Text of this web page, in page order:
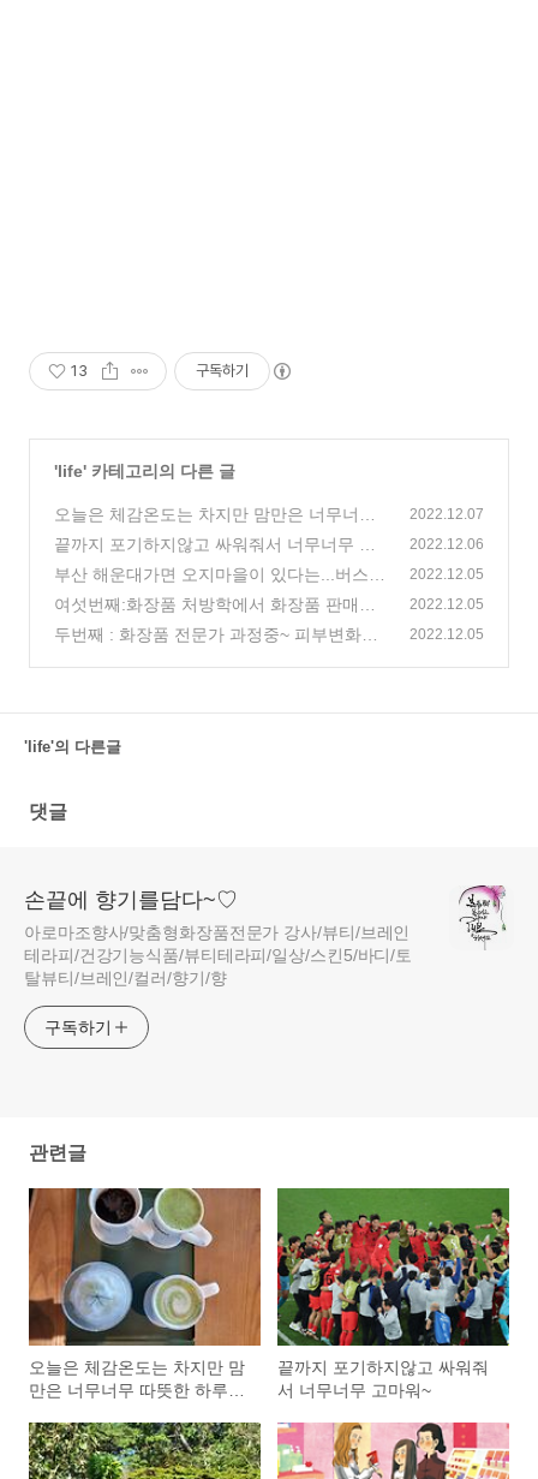
13 구독하기
'life' 카테고리의 다른 글
오늘은 체감온도는 차지만 맘만은 너무너무
따뜻한 하루이다~
(215)
2022.12.07
끝까지 포기하지않고 싸워줘서 너무너무 고
마워~
(3)
2022.12.06
부산 해운대가면 오지마을이 있다는...버스
도,마트도 전혀없는 그곳
(6)
2022.12.05
여섯번째:화장품 처방학에서 화장품 판매의
중요성과 판매노하우
(2)
2022.12.05
두번째 : 화장품 전문가 과정중~ 피부변화에
2022.12.05
'life'의 다른글
댓글
손끝에 향기를담다~♡
아로마조향사/맞춤형화장품전문가 강사/뷰티/브레인
테라피/건강기능식품/뷰티테라피/일상/스킨5/바디/토
탈뷰티/브레인/컬러/향기/향
구독하기
관련글
오늘은 체감온도는 차지만 맘
만은 너무너무 따뜻한 하루이
끝까지 포기하지않고 싸워줘
서 너무너무 고마워~